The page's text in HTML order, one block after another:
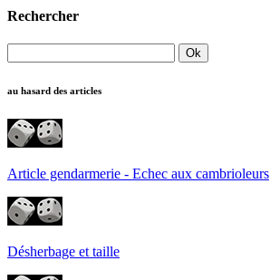
Rechercher
au hasard des articles
Article gendarmerie - Echec aux cambrioleurs
Désherbage et taille